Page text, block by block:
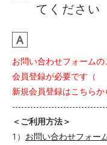
てください
お問い合わせフォーム
会員登録が必要です（
新規会員登録はこちらか
＜ご利用方法＞
1） お問い合わせフォー